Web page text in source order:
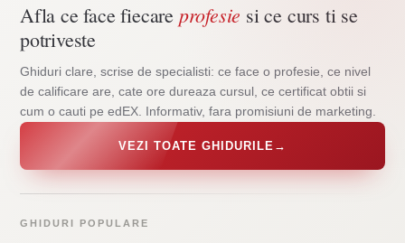
Afla ce face fiecare profesie si ce curs ti se
potriveste
Ghiduri clare, scrise de specialisti: ce face o profesie, ce nivel
de calificare are, cate ore dureaza cursul, ce certificat obtii si
cum o cauti pe edEX. Informativ, fara promisiuni de marketing.
VEZI TOATE GHIDURILE →
GHIDURI POPULARE